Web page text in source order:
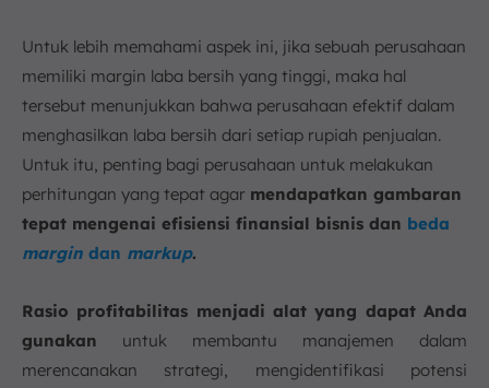
Untuk lebih memahami aspek ini, jika sebuah perusahaan
memiliki margin laba bersih yang tinggi, maka hal
tersebut menunjukkan bahwa perusahaan efektif dalam
menghasilkan laba bersih dari setiap rupiah penjualan.
Untuk itu, penting bagi perusahaan untuk melakukan
perhitungan yang tepat agar mendapatkan gambaran
tepat mengenai efisiensi finansial bisnis dan beda
margin dan markup.
Rasio profitabilitas menjadi alat yang dapat Anda
gunakan untuk membantu manajemen dalam
merencanakan strategi, mengidentifikasi potensi